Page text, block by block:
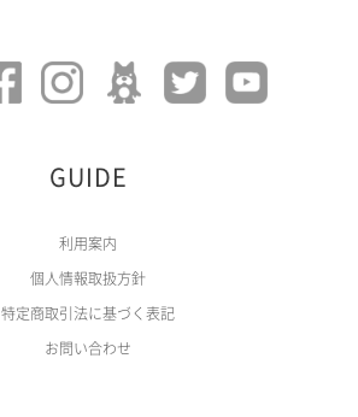
GUIDE
利用案内
個人情報取扱方針
特定商取引法に基づく表記
お問い合わせ